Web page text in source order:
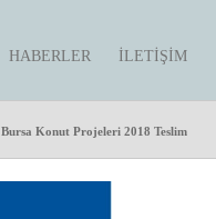
HABERLER İLETIŞIM
Bursa Konut Projeleri 2018 Teslim